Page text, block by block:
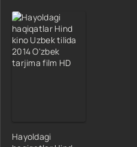
Hayoldagi